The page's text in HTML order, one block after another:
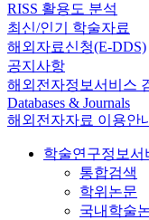
RISS 활용도 분석
최신/인기 학술자료
해외자료신청(E-DDS)
공지사항
해외전자정보서비스
Databases & Journals
해외전자자료 이용안
학술연구정보서
통합검색
학위논문
국내학술